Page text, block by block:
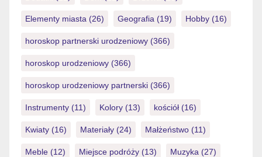
Elementy miasta (26) Geografia (19) Hobby (16)
horoskop partnerski urodzeniowy (366)
horoskop urodzeniowy (366)
horoskop urodzeniowy partnerski (366)
Instrumenty (11) Kolory (13) kościół (16)
Kwiaty (16) Materiały (24) Małżeństwo (11)
Meble (12) Miejsce podróży (13) Muzyka (27)